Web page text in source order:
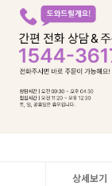
상세보기